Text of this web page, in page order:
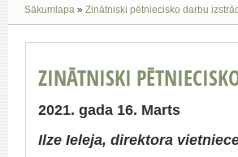
Sākumlapa » Zinātniski pētniecisko darbu
ZINĀTNISKI
2021. gada 16. Marts
Ilze Ieleja, direktora